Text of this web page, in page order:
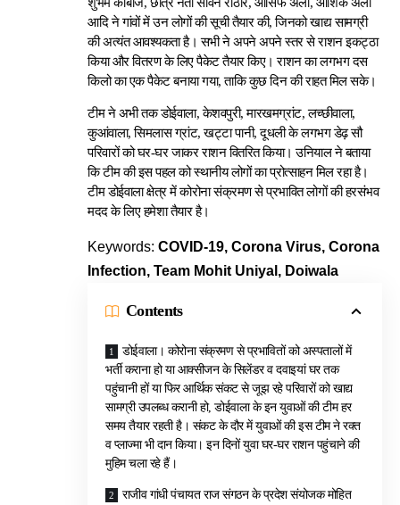
आदि ने गांवों में उन लोगों की सूची तैयार की, जिनको खाद्य सामग्री
की अत्यंत आवश्यकता है। सभी ने अपने अपने स्तर से राशन इकट्ठा
किया और वितरण के लिए पैकेट तैयार किए। राशन का लगभग दस
किलो का एक पैकेट बनाया गया, ताकि कुछ दिन की राहत मिल सके।
टीम ने अभी तक डोईवाला, केशवपुरी, मारखमग्रांट, लच्छीवाला,
कुआंवाला, सिमलास ग्रांट, खट्टा पानी, दूधली के लगभग डेढ़ सौ
परिवारों को घर-घर जाकर राशन वितरित किया। उनियाल ने बताया
कि टीम की इस पहल को स्थानीय लोगों का प्रोत्साहन मिल रहा है।
टीम डोईवाला क्षेत्र में कोरोना संक्रमण से प्रभावित लोगों की हरसंभव
मदद के लिए हमेशा तैयार है।
Keywords: COVID-19, Corona Virus, Corona
Infection, Team Mohit Uniyal, Doiwala
Contents
डोईवाला। कोरोना संक्रमण से प्रभावितों को अस्पतालों में
भर्ती कराना हो या आक्सीजन के सिलेंडर व दवाइयां घर तक
पहुंचानी हों या फिर आर्थिक संकट से जूझ रहे परिवारों को खाद्य
सामग्री उपलब्ध करानी हो, डोईवाला के इन युवाओं की टीम हर
समय तैयार रहती है। संकट के दौर में युवाओं की इस टीम ने रक्त
व प्लाज्मा भी दान किया। इन दिनों युवा घर-घर राशन पहुंचाने की
मुहिम चला रहे हैं।
राजीव गांधी पंचायत राज संगठन के प्रदेश संयोजक मोहित